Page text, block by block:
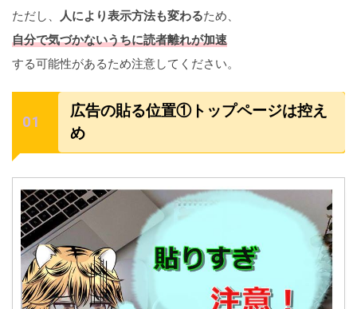
ただし、 人により表示方法も変わるため、
自分で気づかないうちに読者離れが加速
する可能性があるため注意してください。
広告の貼る位置①トップページは控え
め